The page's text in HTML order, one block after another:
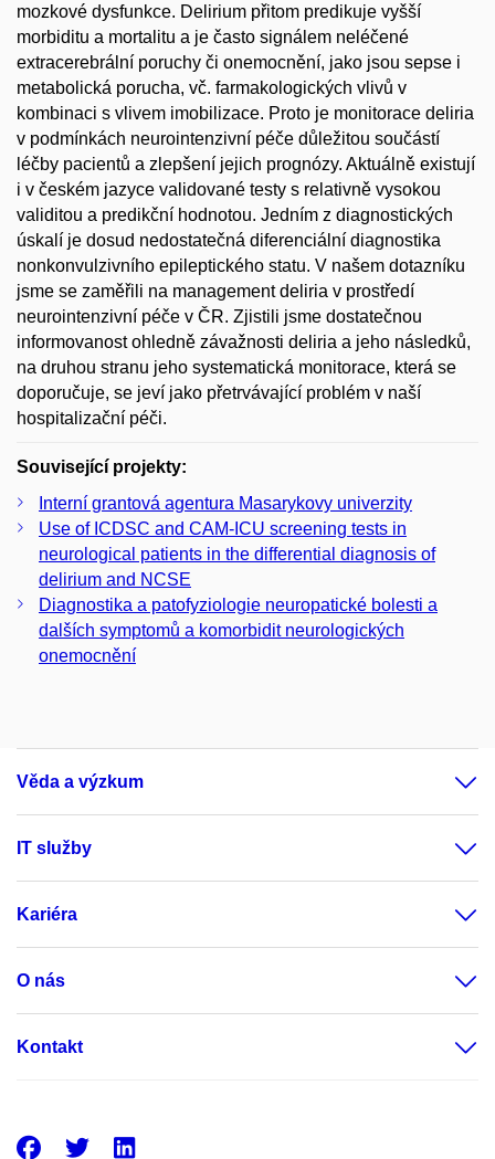
mozkové dysfunkce. Delirium přitom predikuje vyšší
morbiditu a mortalitu a je často signálem neléčené
extracerebrální poruchy či onemocnění, jako jsou sepse i
metabolická porucha, vč. farmakologických vlivů v
kombinaci s vlivem imobilizace. Proto je monitorace deliria
v podmínkách neurointenzivní péče důležitou součástí
léčby pacientů a zlepšení jejich prognózy. Aktuálně existují
i v českém jazyce validované testy s relativně vysokou
validitou a predikční hodnotou. Jedním z dia­gnostických
úskalí je dosud nedostatečná diferenciální dia­gnostika
nonkonvulzivního epileptického statu. V našem dotazníku
jsme se zaměřili na management deliria v prostředí
neurointenzivní péče v ČR. Zjistili jsme dostatečnou
informovanost ohledně závažnosti deliria a jeho následků,
na druhou stranu jeho systematická monitorace, která se
doporučuje, se jeví jako přetrvávající problém v naší
hospitalizační péči.
Související projekty:
Interní grantová agentura Masarykovy univerzity
Use of ICDSC and CAM-ICU screening tests in
neurological patients in the differential diagnosis of
delirium and NCSE
Diagnostika a patofyziologie neuropatické bolesti a
dalších symptomů a komorbidit neurologických
onemocnění
Věda a výzkum
IT služby
Kariéra
O nás
Kontakt
Facebook
Twitter